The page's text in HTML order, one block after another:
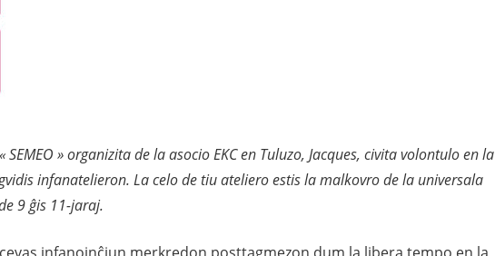
» organizita de la asocio EKC en Tuluzo, Jacques, civita volontulo en la
infanatelieron. La celo de tiu ateliero estis la malkovro de la universala
9 ĝis 11-jaraj.